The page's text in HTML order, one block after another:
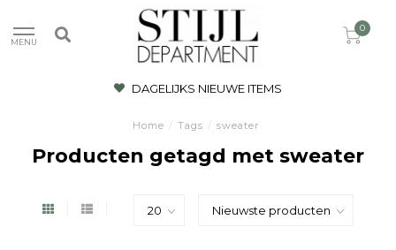
MENU
0
DAGELIJKS NIEUWE ITEMS
Home / Tags / sweater
Producten getagd met sweater